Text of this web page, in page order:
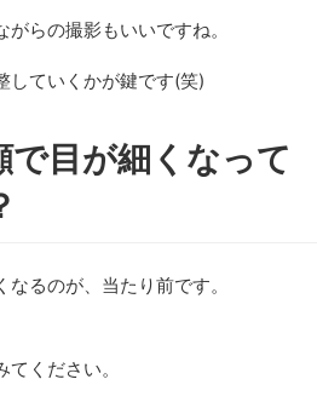
らの撮影もいいですね。
していくかが鍵です(笑)
で目が細くなって
るのが、当たり前です。
ください。